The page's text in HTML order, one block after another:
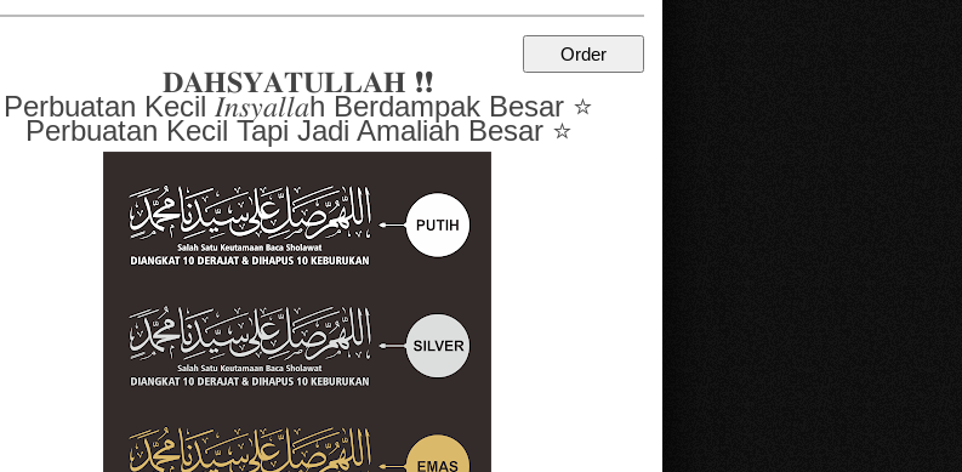
𝐃𝐀𝐇𝐒𝐘𝐀𝐓𝐔𝐋𝐋𝐀𝐇 ❗️❗️
Perbuatan Kecil 𝐼𝑛𝑠𝑦𝑎𝑙𝑙𝑎h Berdampak Besar ⭐️
Perbuatan Kecil Tapi Jadi Amaliah Besar ⭐️